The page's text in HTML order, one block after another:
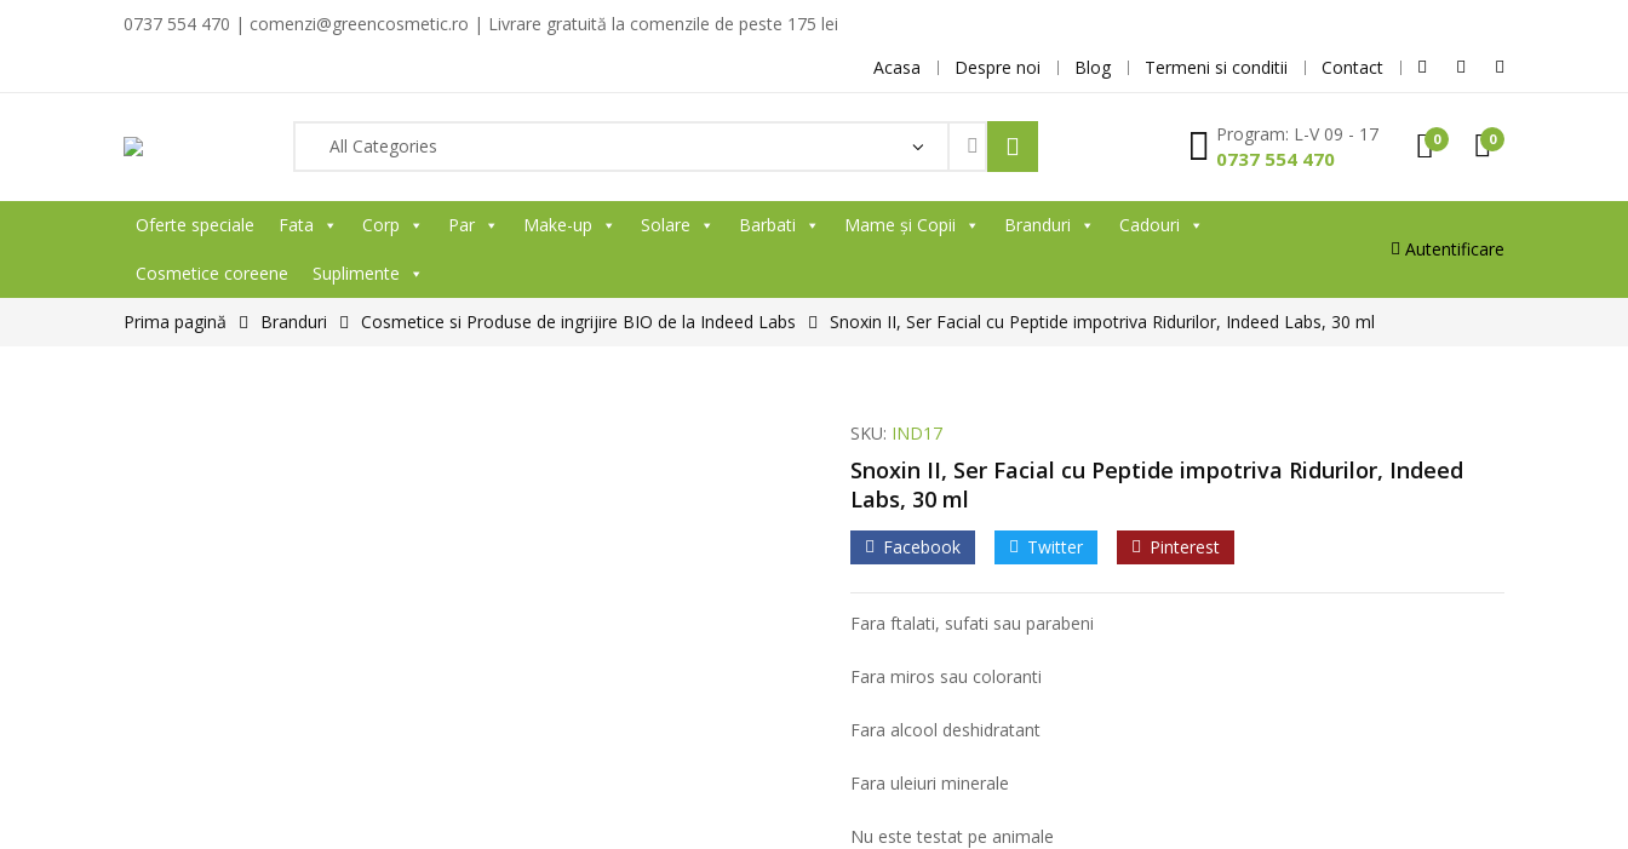
0737 554 470 | comenzi@greencosmetic.ro | Livrare gratuită la comenzile de peste 175 lei
Acasa
Despre noi Blog Termeni si conditii Contact
Program: L-V 09 - 17
0737 554 470
0 0
Oferte speciale Fata Corp Par Make-up Solare Barbati Mame și Copii Branduri Cadouri
Cosmetice coreene Suplimente
Autentificare
Prima pagină Branduri Cosmetice si Produse de ingrijire BIO de la Indeed Labs Snoxin II, Ser Facial cu Peptide impotriva Ridurilor, Indeed Labs, 30 ml
SKU: IND17
Snoxin II, Ser Facial cu Peptide impotriva Ridurilor, Indeed
Labs, 30 ml
Facebook Twitter Pinterest
Fara ftalati, sufati sau parabeni
Fara miros sau coloranti
Fara alcool deshidratant
Fara uleiuri minerale
Nu este testat pe animale